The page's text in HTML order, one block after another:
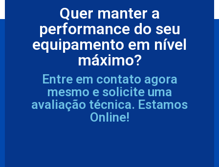
Quer manter a
performance do seu
equipamento em nível
máximo?
Entre em contato agora
mesmo e solicite uma
avaliação técnica. Estamos
Online!